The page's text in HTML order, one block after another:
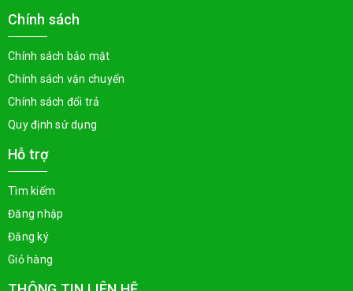
Chính sách
Chính sách bảo mật
Chính sách vận chuyển
Chính sách đổi trả
Quy định sử dụng
Hỗ trợ
Tìm kiếm
Đăng nhập
Đăng ký
Giỏ hàng